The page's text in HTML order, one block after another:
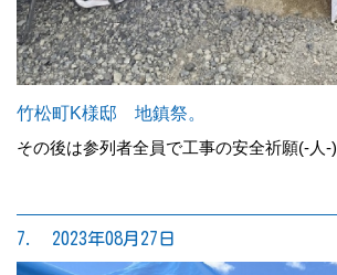
竹松町K様邸 地鎮祭。
その後は参列者全員で工事の安全祈願(-人-)
7. 2023年08月27日